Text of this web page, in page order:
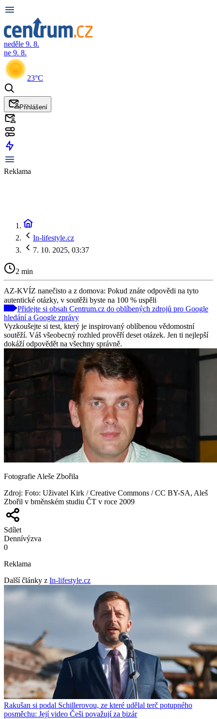
neděle 9. 8.
ne 9. 8.
23°C
Přihlášení
Reklama
In-lifestyle.cz
7. 10. 2025, 03:37
2 min
AZ-KVÍZ nanečisto a z domova: Pokud znáte odpovědi na tyto
autentické otázky, v soutěži byste na 100 % uspěli
Přidejte si obsah Centrum.cz do oblíbených zdrojů pro Google
hledání a Google zprávy
Vyzkoušejte si test, který je inspirovaný oblíbenou vědomostní
soutěží. Váš všeobecný rozhled prověří deset otázek. Jen ti nejlepší
dokáží odpovědět na všechny správně.
Fotografie Aleše Zbořila
Zdroj: Foto: Uživatel Kirk / Creative Commons / CC BY-SA, Aleš
Zbořil v brněnském studiu ČT v roce 2009
Sdílet
Dennívýzva
0
Reklama
Další články z In-lifestyle.cz
Rakušan si podal Schillerovou, ze které udělal terč potupného
posměchu: Její video Češi považují za bizár